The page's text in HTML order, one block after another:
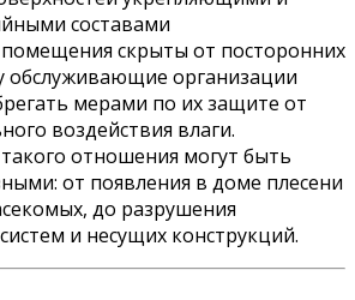
составами
скрыты от посторонних
обслуживающие организации
мерами по их защите от
воздействия влаги.
отношения могут быть
от появления в доме плесени
до разрушения
и несущих конструкций.